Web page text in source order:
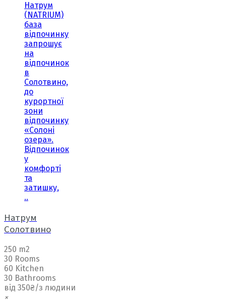
Натрум
(NATRIUM)
база
відпочинку
запрошує
на
відпочинок
в
Солотвино,
до
курортної
зони
відпочинку
«Солоні
озера».
Відпочинок
у
комфорті
та
затишку,
..
Натрум
Солотвино
250 m2
30 Rooms
60 Kitchen
30 Bathrooms
від 350₴/з людини
×